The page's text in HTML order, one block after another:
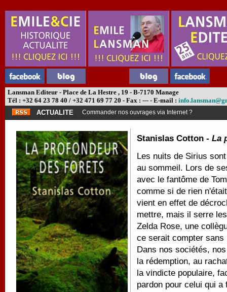
Lansman Editeur - Place de La Hestre , 19 - B-7170 Manage
Tél : +32 64 23 78 40 / +32 471 69 77 20 - Fax : --- - E-mail :
ACTUALITE
Commander nos ouvrages via Internet ?
Stanislas Cotton - La
Les nuits de Sirius
au sommeil. Lors de
avec le fantôme de
comme si de rien
vient en effet de
mettre, mais il serre
Zelda Rose, une
ce serait compter sans
Dans nos sociétés,
la rédemption, au
la vindicte populaire,
pardon pour celui qui a